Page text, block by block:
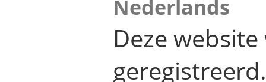
Nederlands
Deze